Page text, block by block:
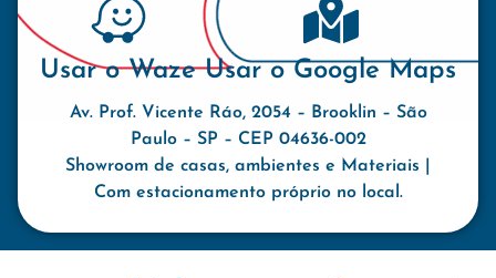
Usar o Waze Usar o Google Maps
Av. Prof. Vicente Ráo, 2054 – Brooklin – São
Paulo – SP – CEP 04636-002
Showroom de casas, ambientes e Materiais |
Com estacionamento próprio no local.